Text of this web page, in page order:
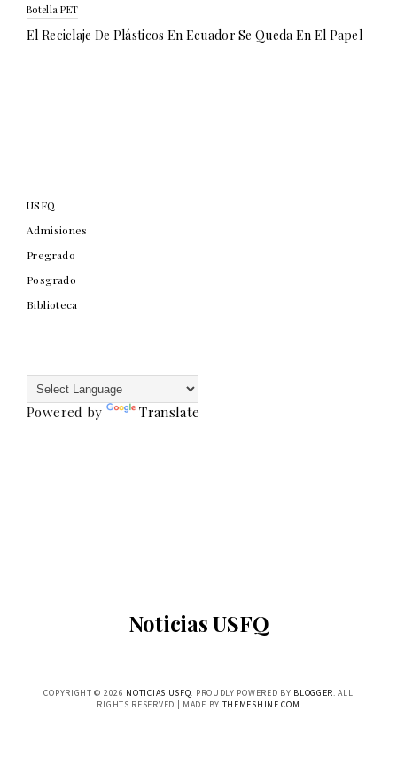
Botella PET
El Reciclaje De Plásticos En Ecuador Se Queda En El Papel
USFQ
Admisiones
Pregrado
Posgrado
Biblioteca
Powered by Translate
Noticias USFQ
COPYRIGHT © 2026 NOTICIAS USFQ. PROUDLY POWERED BY BLOGGER. ALL
RIGHTS RESERVED | MADE BY THEMESHINE.COM